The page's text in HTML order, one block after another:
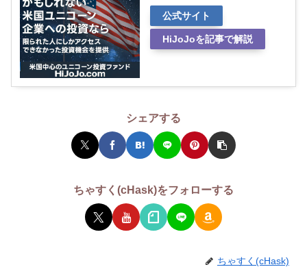
公式サイト
HiJoJoを記事で解説
シェアする
ちゃすく(cHask)をフォローする
ちゃすく(cHask)